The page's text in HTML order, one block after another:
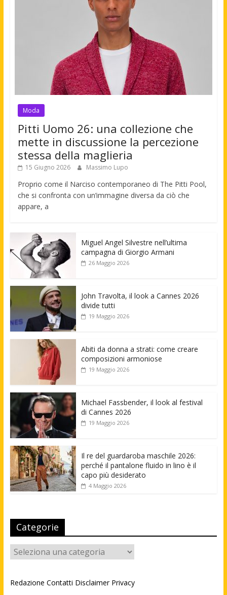
Moda
Pitti Uomo 26: una collezione che
mette in discussione la percezione
stessa della maglieria
15 Giugno 2026 Massimo Lupo
Proprio come il Narciso contemporaneo di The Pitti Pool,
che si confronta con un’immagine diversa da ciò che
appare, a
Miguel Angel Silvestre nell’ultima
campagna di Giorgio Armani
26 Maggio 2026
John Travolta, il look a Cannes 2026
divide tutti
19 Maggio 2026
Abiti da donna a strati: come creare
composizioni armoniose
19 Maggio 2026
Michael Fassbender, il look al festival
di Cannes 2026
19 Maggio 2026
Il re del guardaroba maschile 2026:
perché il pantalone fluido in lino è il
capo più desiderato
4 Maggio 2026
Categorie
Categorie
Redazione Contatti Disclaimer Privacy